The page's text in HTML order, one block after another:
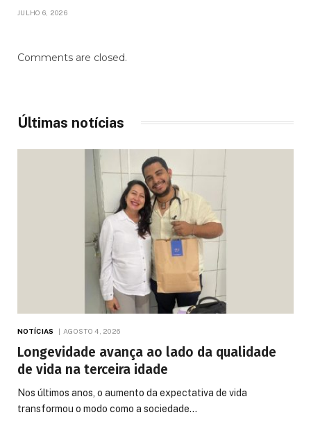
JULHO 6, 2026
Comments are closed.
Últimas notícias
NOTÍCIAS AGOSTO 4, 2026
Longevidade avança ao lado da qualidade
de vida na terceira idade
Nos últimos anos, o aumento da expectativa de vida
transformou o modo como a sociedade…